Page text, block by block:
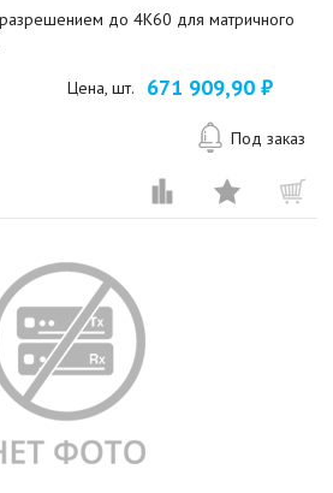
до 4K60 для матричного
Цена, шт. 671 909,90 ₽
Под заказ